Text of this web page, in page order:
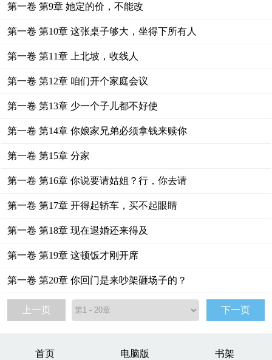
第一卷 第9章 她定的价，不能改
第一卷 第10章 这张桌子够大，坐得下所有人
第一卷 第11章 上北坡，收线人
第一卷 第12章 咱们开个家庭会议
第一卷 第13章 少一个子儿都不好使
第一卷 第14章 你娘家兄弟必须拿钱来赎你
第一卷 第15章 分家
第一卷 第16章 你说要请姑姐？行，你去请
第一卷 第17章 开得起轿车，买不起眼睛
第一卷 第18章 现在退婚还来得及
第一卷 第19章 这顿饭才刚开席
第一卷 第20章 你回门是来吵架砸场子的？
上一页 下一页
首页 电脑版 书架